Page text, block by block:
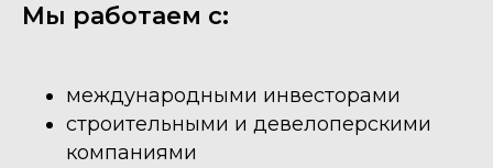
Мы работаем с:
международными инвесторами
строительными и девелоперскими
компаниями